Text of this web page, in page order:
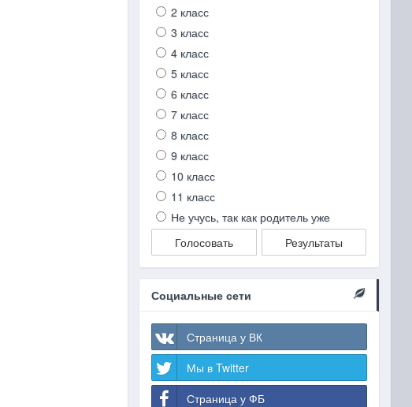
2 класс
3 класс
4 класс
5 класс
6 класс
7 класс
8 класс
9 класс
10 класс
11 класс
Не учусь, так как родитель уже
Голосовать
Результаты
Социальные сети
Страница у ВК
Мы в Twitter
Страница у ФБ